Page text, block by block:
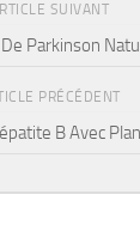
SUIVANT
Parkinson
PRÉCÉDENT
B Avec